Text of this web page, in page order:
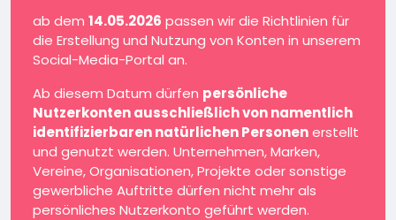
ab dem 14.05.2026 passen wir die Richtlinien für
die Erstellung und Nutzung von Konten in unserem
Social-Media-Portal an.
Ab diesem Datum dürfen persönliche
Nutzerkonten ausschließlich von namentlich
identifizierbaren natürlichen Personenerstellt
und genutzt werden. Unternehmen, Marken,
Vereine, Organisationen, Projekte oder sonstige
gewerbliche Auftritte dürfen nicht mehr als
persönliches Nutzerkonto geführt werden.